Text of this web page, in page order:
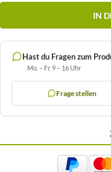
IN
Hast du Fragen zum
Mo. – Fr. 9 – 16 Uhr
Frage stellen